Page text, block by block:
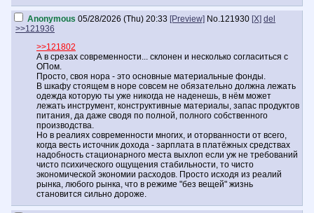
Anonymous 05/28/2026 (Thu) 20:33 [Preview] No.121930 [X] del
>>121936
>>121802
А в срезах современности... склонен и несколько согласиться с
ОПом.
Просто, своя нора - это основные материальные фонды.
В шкафу стоящем в норе совсем не обязательно должна лежать
одежда которую ты уже никогда не наденешь, в нём может
лежать инструмент, конструктивные материалы, запас продуктов
питания, да даже сводя по полной, полного собственного
производства.
Но в реалиях современности многих, и оторванности от всего,
когда весть источник дохода - зарплата в платёжных средствах
надобность стационарного места выхлоп если уж не требований
чисто психического ощущения стабильности, то чисто
экономической экономии расходов. Просто исходя из реалий
рынка, любого рынка, что в режиме "без вещей" жизнь
становится сильно дороже.